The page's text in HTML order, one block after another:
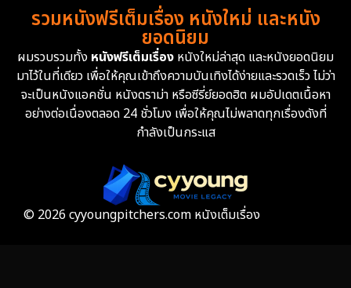
รวมหนังฟรีเต็มเรื่อง หนังใหม่ และหนัง
ยอดนิยม
ผมรวบรวมทั้ง หนังฟรีเต็มเรื่อง หนังใหม่ล่าสุด และหนังยอดนิยม
มาไว้ในที่เดียว เพื่อให้คุณเข้าถึงความบันเทิงได้ง่ายและรวดเร็ว ไม่ว่า
จะเป็นหนังแอคชั่น หนังดราม่า หรือซีรี่ย์ยอดฮิต ผมอัปเดตเนื้อหา
อย่างต่อเนื่องตลอด 24 ชั่วโมง เพื่อให้คุณไม่พลาดทุกเรื่องดังที่
กำลังเป็นกระแส
© 2026 cyyoungpitchers.com หนังเต็มเรื่อง